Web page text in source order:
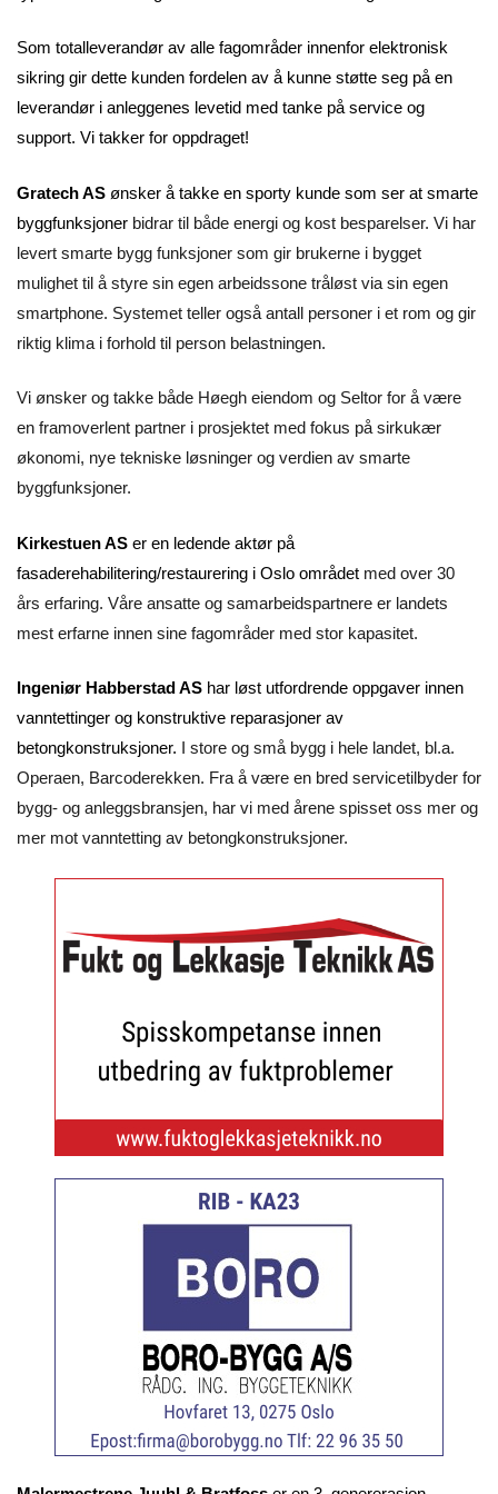
Som totalleverandør av alle fagområder innenfor elektronisk
sikring gir dette kunden fordelen av å kunne støtte seg på en
leverandør i anleggenes levetid med tanke på service og
support. Vi takker for oppdraget!
Gratech AS ønsker å takke en sporty kunde som ser at smarte
byggfunksjoner bidrar til både energi og kost besparelser. Vi har
levert smarte bygg funksjoner som gir brukerne i bygget
mulighet til å styre sin egen arbeidssone tråløst via sin egen
smartphone. Systemet teller også antall personer i et rom og gir
riktig klima i forhold til person belastningen.
Vi ønsker og takke både Høegh eiendom og Seltor for å være
en framoverlent partner i prosjektet med fokus på sirkukær
økonomi, nye tekniske løsninger og verdien av smarte
byggfunksjoner.
Kirkestuen AS er en ledende aktør på
fasaderehabilitering/restaurering i Oslo området med over 30
års erfaring. Våre ansatte og samarbeidspartnere er landets
mest erfarne innen sine fagområder med stor kapasitet.
Ingeniør Habberstad AS har løst utfordrende oppgaver innen
vanntettinger og konstruktive reparasjoner av
betongkonstruksjoner. I store og små bygg i hele landet, bl.a.
Operaen, Barcoderekken. Fra å være en bred servicetilbyder for
bygg- og anleggsbransjen, har vi med årene spisset oss mer og
mer mot vanntetting av betongkonstruksjoner.